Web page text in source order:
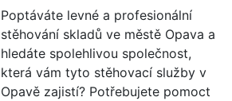
Poptáváte levné a profesionální
stěhování skladů ve městě Opava a
hledáte spolehlivou společnost,
která vám tyto stěhovací služby v
Opavě zajistí? Potřebujete pomoct